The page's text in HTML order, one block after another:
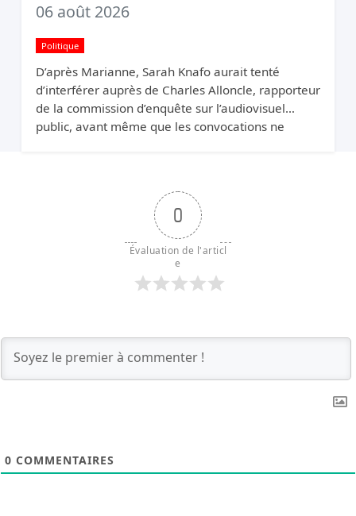
06 août 2026
Politique
D’après Marianne, Sarah Knafo aurait tenté
d’interférer auprès de Charles Alloncle, rapporteur
de la commission d’enquête sur l’audiovisuel
public, avant même que les convocations ne
0
Évaluation de l'articl
e
0 COMMENTAIRES